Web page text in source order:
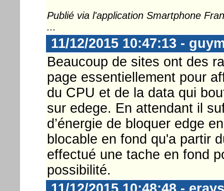
Publié via l'application Smartphone
...
11/12/2015 10:47:13 -
Beaucoup de sites ont des
page essentiellement pour
du CPU et de la data qui
sur edege. En attendant il
d’énergie de bloquer edge
blocable en fond qu'a partir
effectué une tache en fond
possibilité.